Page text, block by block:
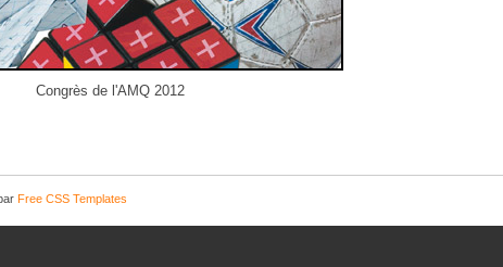
Congrès de l'AMQ 2012
Free CSS Templates